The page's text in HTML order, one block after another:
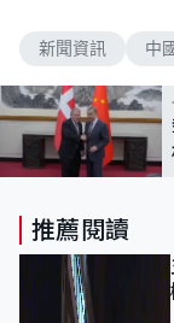
新聞資訊 中
推薦閱讀